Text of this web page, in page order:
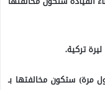
مرة) ستكون مخالفتها بـ